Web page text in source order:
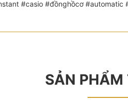
#casio #đồnghồcơ
SẢN